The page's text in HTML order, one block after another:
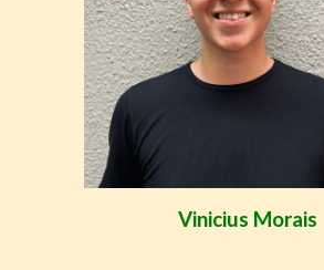
Vinicius Morais